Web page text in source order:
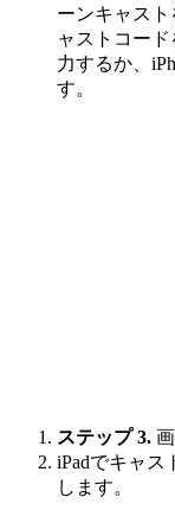
ーンキャス
ャストコー
力するか、
す。
ステップ 3.
iPadでキャス
します。